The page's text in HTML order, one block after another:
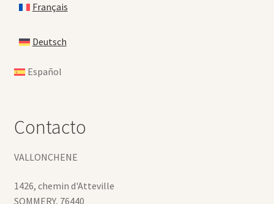
Français
Deutsch
Español
Contacto
VALLONCHENE
1426, chemin d'Atteville
SOMMERY, 76440